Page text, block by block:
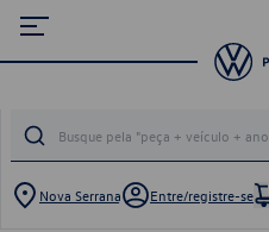
Nova Serrana Entre/registre-se